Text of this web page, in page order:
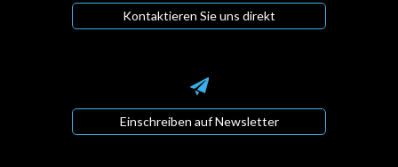
Kontaktieren Sie uns direkt
Einschreiben auf Newsletter